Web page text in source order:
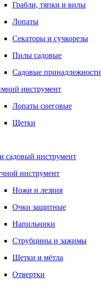
Грабли, тяпки и вилы
Лопаты
Секаторы и сучкорезы
Пилы садовые
Садовые принадлежности
инструмент
Лопаты снеговые
Щетки
садовый инструмент
инструмент
Ножи и лезвия
Очки защитные
Напильники
Струбцины и зажимы
Щетки и мётла
Отвертки